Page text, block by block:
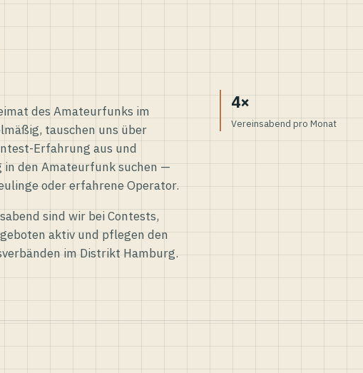
des Amateurfunks im
tauschen uns über
Erfahrung aus und
in den Amateurfunk suchen —
oder erfahrene Operator.
sind wir bei Contests,
aktiv und pflegen den
im Distrikt Hamburg.
4×
Vereinsabend pro Monat